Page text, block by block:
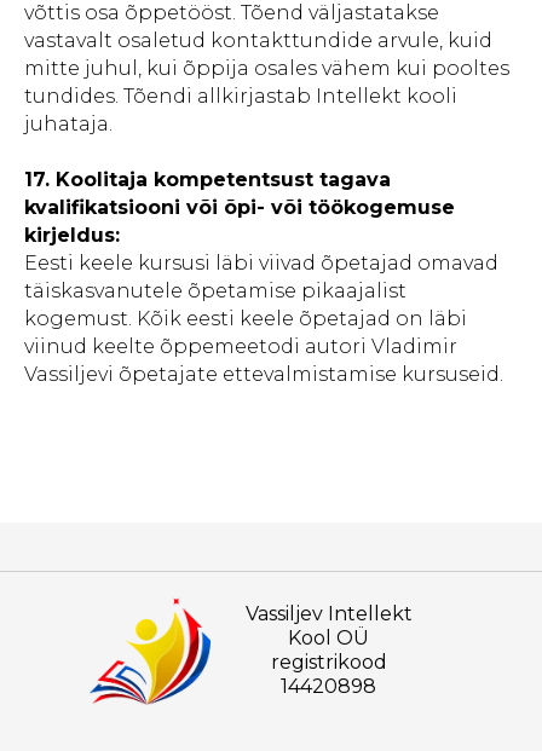
võttis osa õppetööst. Tõend väljastatakse
vastavalt osaletud kontakttundide arvule, kuid
mitte juhul, kui õppija osales vähem kui pooltes
tundides. Tõendi allkirjastab Intellekt kooli
juhataja.
17. Koolitaja kompetentsust tagava
kvalifikatsiooni või õpi- või töökogemuse
kirjeldus:
Eesti keele kursusi läbi viivad õpetajad omavad
täiskasvanutele õpetamise pikaajalist
kogemust. Kõik eesti keele õpetajad on läbi
viinud keelte õppemeetodi autori Vladimir
Vassiljevi õpetajate ettevalmistamise kursuseid.
Vassiljev Intellekt
Kool OÜ
registrikood
14420898